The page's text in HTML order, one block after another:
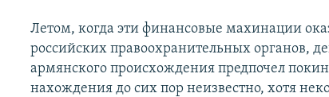
Летом, когда эти финансовые махинации
российских правоохранительных органов,
армянского происхождения предпочел
нахождения до сих пор неизвестно, хотя